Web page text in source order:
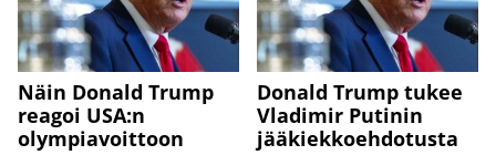
Näin Donald Trump
reagoi USA:n
olympiavoittoon
Donald Trump tukee
Vladimir Putinin
jääkiekkoehdotusta